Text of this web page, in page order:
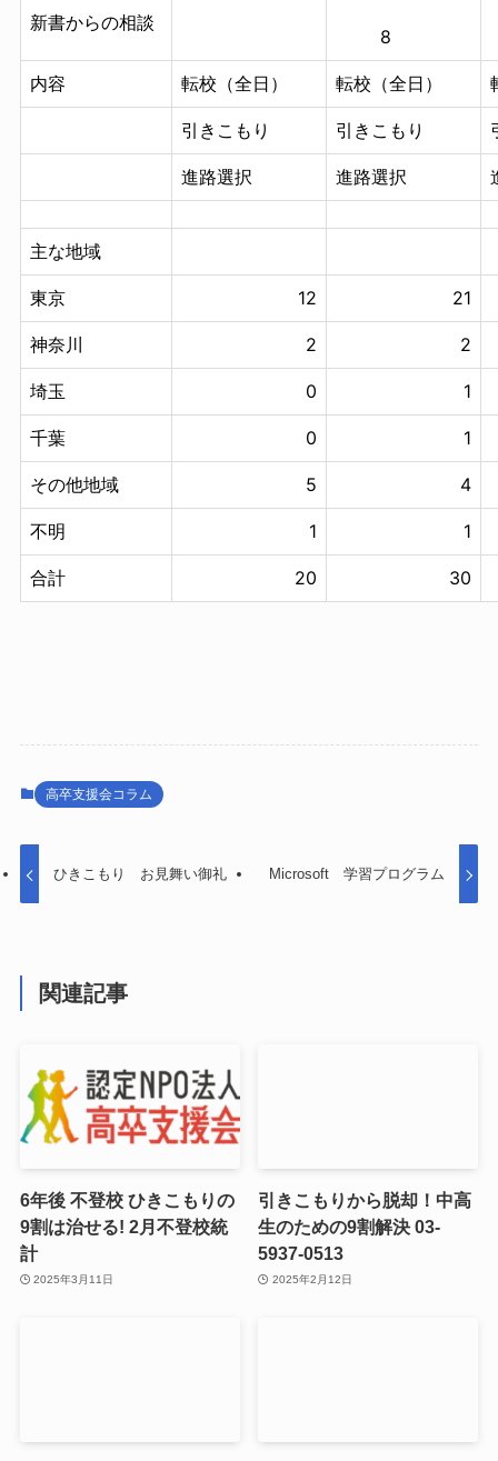
新書からの相談
8
内容 転校（全日） 転校（全日）
引きこもり 引きこもり
進路選択 進路選択
主な地域
東京 12 21
神奈川 2 2
埼玉 0 1
千葉 0 1
その他地域 5 4
不明 1 1
合計 20 30
高卒支援会コラム
ひきこもり お見舞い御礼 Microsoft 学習プログラム
関連記事
6年後 不登校 ひきこもりの
9割は治せる! 2月不登校統
計
2025年3月11日
引きこもりから脱却！中高
生のための9割解決 03-
5937-0513
2025年2月12日